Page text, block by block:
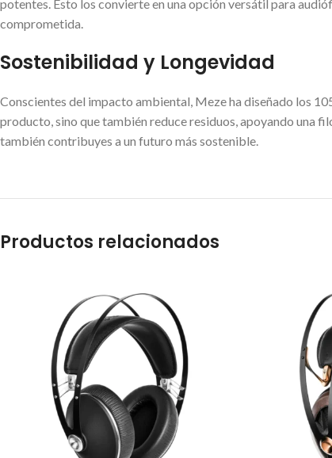
potentes. Esto los convierte en una opción versátil para
comprometida.
Sostenibilidad y Longevidad
Conscientes del impacto ambiental, Meze ha diseñado los
producto, sino que también reduce residuos, apoyando una
también contribuyes a un futuro más sostenible.
Productos relacionados